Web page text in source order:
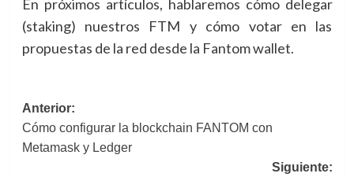
En próximos artículos, hablaremos cómo delegar
(staking) nuestros FTM y cómo votar en las
propuestas de la red desde la Fantom wallet.
Navegación
de
entradas
Anterior:
Cómo configurar la blockchain FANTOM con
Metamask y Ledger
Siguiente: